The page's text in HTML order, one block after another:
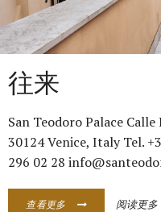
往来
San Teodoro Palace
30124 Venice, Italy Tel.
296 02 28
查看更多 阅读更多